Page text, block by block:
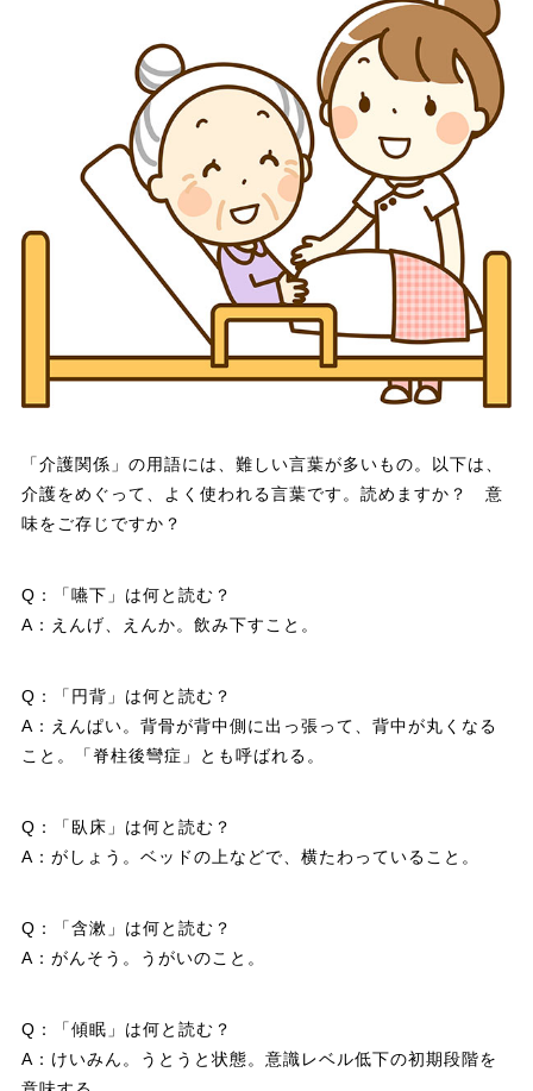
「介護関係」の用語には、難しい言葉が多いもの。以下は、
介護をめぐって、よく使われる言葉です。読めますか？ 意
味をご存じですか？
Q：「嚥下」は何と読む？
A：えんげ、えんか。飲み下すこと。
Q：「円背」は何と読む？
A：えんぱい。背骨が背中側に出っ張って、背中が丸くなる
こと。「脊柱後彎症」とも呼ばれる。
Q：「臥床」は何と読む？
A：がしょう。ベッドの上などで、横たわっていること。
Q：「含漱」は何と読む？
A：がんそう。うがいのこと。
Q：「傾眠」は何と読む？
A：けいみん。うとうと状態。意識レベル低下の初期段階を